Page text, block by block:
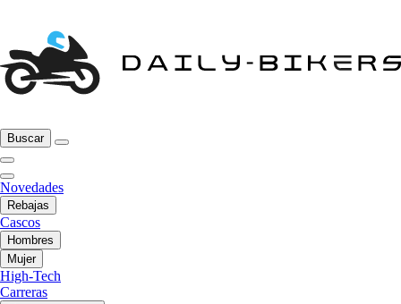
Buscar
Novedades
Rebajas
Cascos
Hombres
Mujer
High-Tech
Carreras